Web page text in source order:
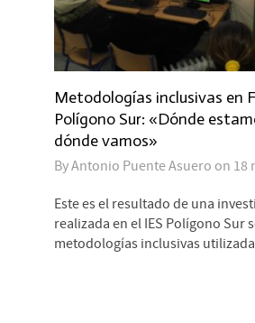
Metodologías inclusivas en
Polígono Sur: «Dónde
dónde vamos»
ByAntonio Puente Asuero on 18
Este es el resultado de una
realizada en el IES Polígono Sur
metodologías inclusivas